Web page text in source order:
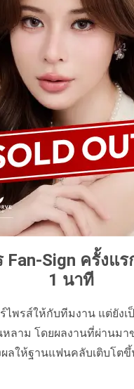
Sign ครั้งแ
1 นาที
พรส์ให้กับทีมงาน แต่ยัง
หลาม โดยผลงานที่ผ่านมา
ลให้ฐานแฟนคลับเติบโต